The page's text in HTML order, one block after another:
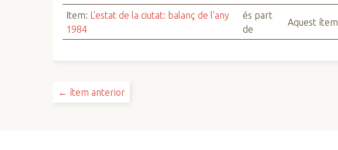
Item: L'estat de la ciutat: balanç de l'any
1984
és part
de
Aquest ítem
← ítem anterior